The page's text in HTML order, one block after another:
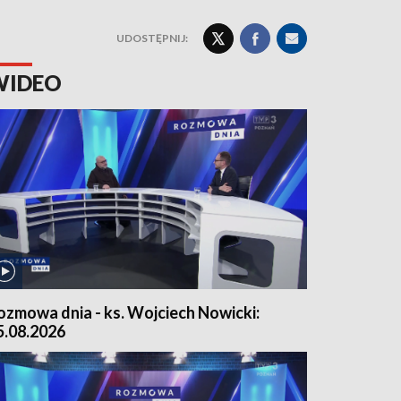
UDOSTĘPNIJ:
dnia - ks. Wojciech Nowicki: